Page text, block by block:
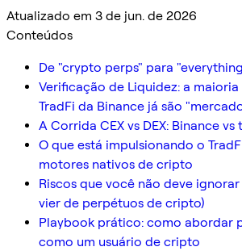
Atualizado em 3 de jun. de 2026
Conteúdos
De "crypto perps" para
Verificação de Liquidez: a
TradFi da Binance já são
A Corrida CEX vs DEX: Binance vs
O que está impulsionando o
motores nativos de cripto
Riscos que você não deve
vier de perpétuos de cripto)
Playbook prático: como abordar
como um usuário de cripto